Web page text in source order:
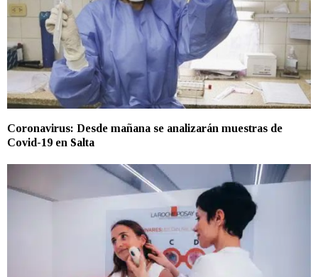
Coronavirus: Desde mañana se analizarán muestras de
Covid-19 en Salta